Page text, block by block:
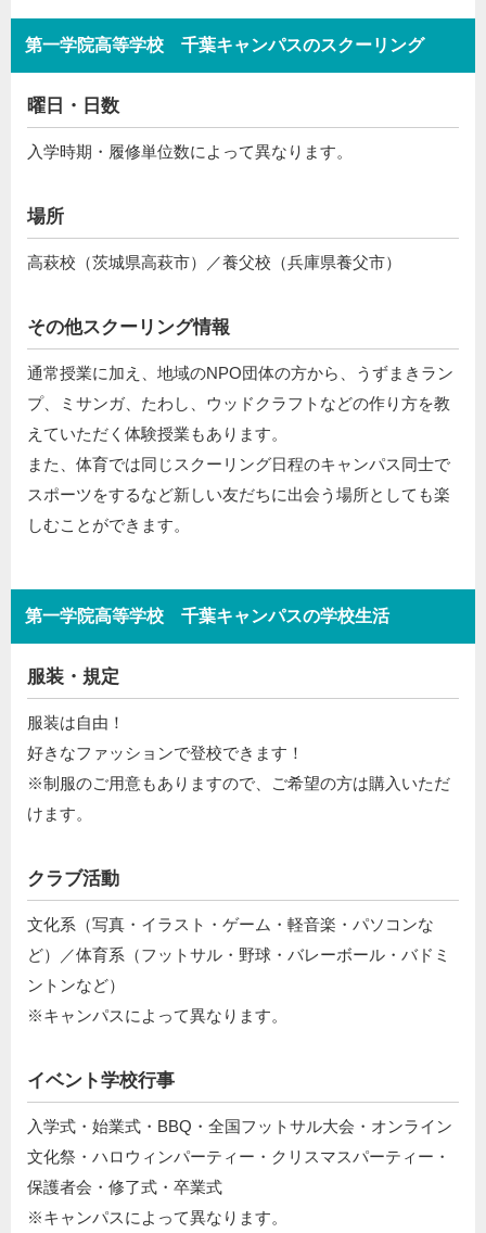
第一学院高等学校 千葉キャンパスのスクーリング
曜日・日数
入学時期・履修単位数によって異なります。
場所
高萩校（茨城県高萩市）／養父校（兵庫県養父市）
その他スクーリング情報
通常授業に加え、地域のNPO団体の方から、うずまきラン
プ、ミサンガ、たわし、ウッドクラフトなどの作り方を教
えていただく体験授業もあります。
また、体育では同じスクーリング日程のキャンパス同士で
スポーツをするなど新しい友だちに出会う場所としても楽
しむことができます。
第一学院高等学校 千葉キャンパスの学校生活
服装・規定
服装は自由！
好きなファッションで登校できます！
※制服のご用意もありますので、ご希望の方は購入いただ
けます。
クラブ活動
文化系（写真・イラスト・ゲーム・軽音楽・パソコンな
ど）／体育系（フットサル・野球・バレーボール・バドミ
ントンなど）
※キャンパスによって異なります。
イベント学校行事
入学式・始業式・BBQ・全国フットサル大会・オンライン
文化祭・ハロウィンパーティー・クリスマスパーティー・
保護者会・修了式・卒業式
※キャンパスによって異なります。